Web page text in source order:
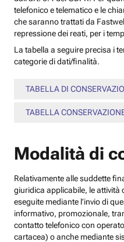
telefonico e telematico e le
che saranno trattati da
repressione dei reati, per i
La tabella a seguire precisa i
categorie di dati/finalità.
TABELLA DI
TABELLA
Modalità di
Relativamente alle suddette
giuridica applicabile, le
eseguite mediante l’invio di
informativo, promozionale,
contatto telefonico con
cartacea) o anche mediante